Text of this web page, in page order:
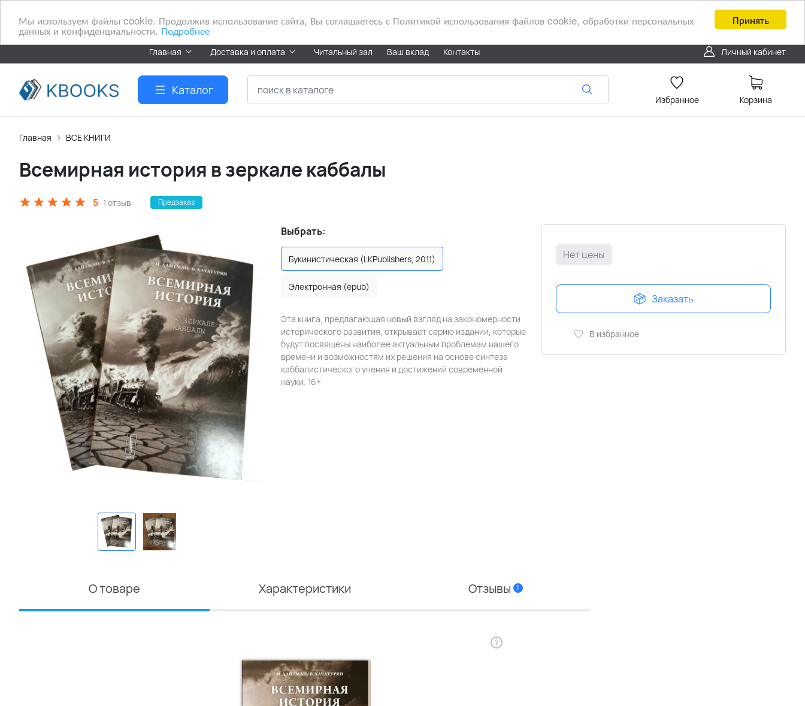
Принять
Мы используем файлы cookie. Продолжив использование сайта, Вы соглашаетесь с Политикой использования файлов cookie, обработки персональных
данных и конфиденциальности. Подробнее
Главная Доставка и оплата Читальный зал Ваш вклад Контакты Личный кабинет
Каталог
Избранное Корзина
Главная ВСЕ КНИГИ
Всемирная история в зеркале каббалы
5 1 отзыв Предзаказ
Выбрать:
Букинистическая (LKPublishers, 2011)
Электронная (epub)
Эта книга, предлагающая новый взгляд на закономерности
исторического развития, открывает серию изданий, которые
будут посвящены наиболее актуальным проблемам нашего
времени и возможностям их решения на основе синтеза
каббалистического учения и достижений современной
науки. 16+
Нет цены
Заказать
В избранное
О товаре Характеристики Отзывы 1